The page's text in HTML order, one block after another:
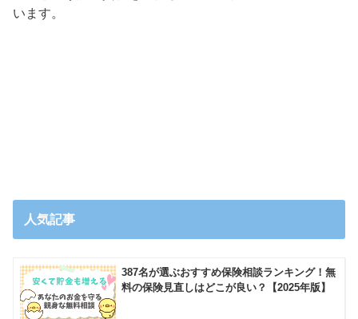
います。
人気記事
387名が選ぶおすすめ保険相談ランキング！無
料の保険見直しはどこが良い？【2025年版】